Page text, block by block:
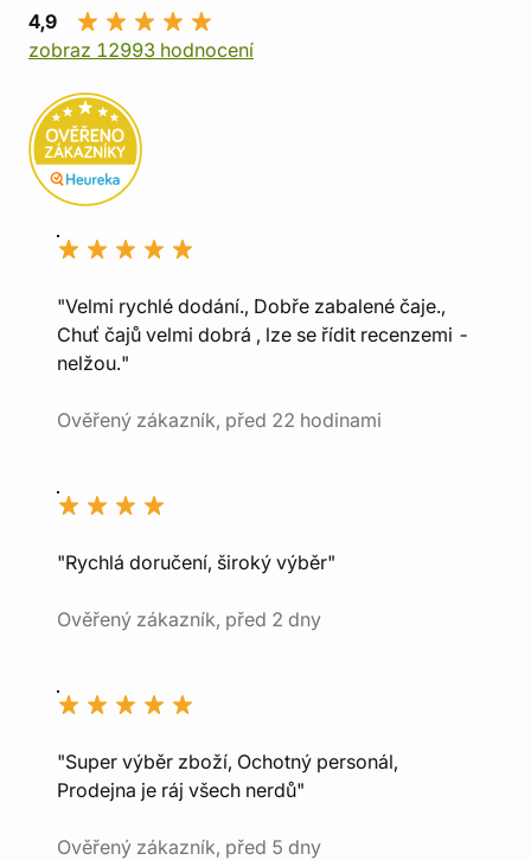
4,9
zobraz 12993 hodnocení
"Velmi rychlé dodání., Dobře zabalené čaje.,
Chuť čajů velmi dobrá , lze se řídit recenzemi -
nelžou."
Ověřený zákazník, před 22 hodinami
"Rychlá doručení, široký výběr"
Ověřený zákazník, před 2 dny
"Super výběr zboží, Ochotný personál,
Prodejna je ráj všech nerdů"
Ověřený zákazník, před 5 dny